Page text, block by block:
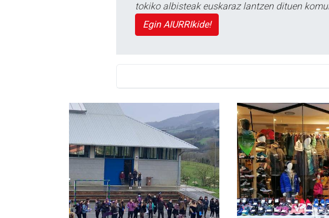
tokiko albisteak euskaraz lantzen dituen
Egin AIURRIkide!